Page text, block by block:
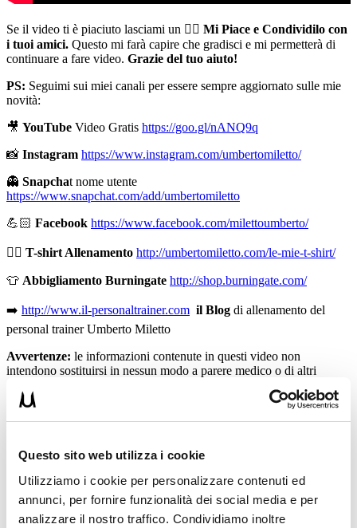
Questo sito web utilizza i cookie
Utilizziamo i cookie per personalizzare contenuti ed
annunci, per fornire funzionalità dei social media e per
analizzare il nostro traffico. Condividiamo inoltre
Se il video ti è piaciuto lasciami un 👍🏻 Mi Piace e Condividilo con
i tuoi amici. Questo mi farà capire che gradisci e mi permetterà di
continuare a fare video. Grazie del tuo aiuto!
PS: Seguimi sui miei canali per essere sempre aggiornato sulle mie
novità:
🎥 YouTube Video Gratis https://goo.gl/nANQ9q
📸 Instagram https://www.instagram.com/umbertomiletto/
👻 Snapchat nome utente
https://www.snapchat.com/add/umbertomiletto
💪🏻 Facebook https://www.facebook.com/milettoumberto/
🏋🏻 T-shirt Allenamento http://umbertomiletto.com/le-mie-t-shirt/
👕 Abbigliamento Burningate http://shop.burningate.com/
➡️ http://www.il-personaltrainer.com il Blog di allenamento del
personal trainer Umberto Miletto
Avvertenze: le informazioni contenute in questi video non
intendono sostituirsi in nessun modo a parere medico o di altri
conseguenze risultanti dall’uso di tali informazioni e dalla loro messa
in pratica. L’allenamento con sovraccarichi, a corpo libero, con i
esercizi e metodologie adatte al proprio livello di forma. Consultare
attività fisica o regime alimentare.
Condividi: